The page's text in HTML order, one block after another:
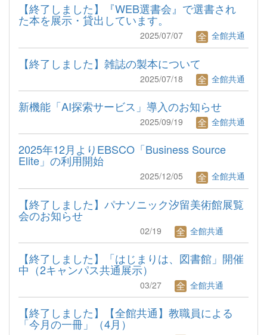
【終了しました】『WEB選書会』で選書され
た本を展示・貸出しています。
2025/07/07 全館共通
【終了しました】雑誌の製本について
2025/07/18 全館共通
新機能「AI探索サービス」導入のお知らせ
2025/09/19 全館共通
2025年12月よりEBSCO「Business Source
Elite」の利用開始
2025/12/05 全館共通
【終了しました】パナソニック汐留美術館展覧
会のお知らせ
02/19 全館共通
【終了しました】「はじまりは、図書館」開催
中（2キャンパス共通展示）
03/27 全館共通
【終了しました】【全館共通】教職員による
「今月の一冊」（4月）